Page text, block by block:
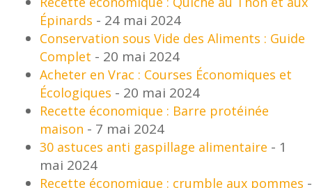
Épinards - 24 mai 2024
Conservation sous Vide des Aliments : Guide
Complet - 20 mai 2024
Acheter en Vrac : Courses Économiques et
Écologiques - 20 mai 2024
Recette économique : Barre protéinée
maison - 7 mai 2024
30 astuces anti gaspillage alimentaire - 1
mai 2024
Recette économique : crumble aux pommes -